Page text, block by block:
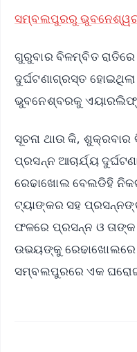
ସମ୍ବଲପୁରରୁ ଭୁବନେଶ୍ୱର
ଗୁରୁବାର ବିଳମ୍ବିତ
ଦୁର୍ଘଟଣାଗ୍ରସ୍ତ
ଭୁବନେଶ୍ବରକୁ
ସୂଚନା ଥାଉ କି, ଶୁକ୍ରବାର
ପ୍ରସନ୍ନ ଆଚାର୍ଯ୍ୟ
ରେଢାଖୋଲ ବେଲଡିହି
ଟ୍ୟାଙ୍କର ସହ
ଫଳରେ ପ୍ରସନ୍ନ ଓ
ଉଭୟଙ୍କୁ
ସମ୍ବଲପୁରରେ ଏକ